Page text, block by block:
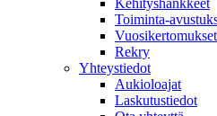
Toiminta-
Vuosikertomukset
Rekry
Yhteystiedot
Aukioloajat
Laskutustiedot